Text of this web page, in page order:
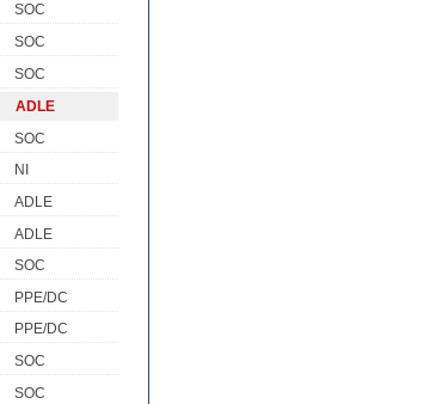
SOC
SOC
SOC
ADLE
SOC
NI
ADLE
ADLE
SOC
PPE/DC
PPE/DC
SOC
SOC